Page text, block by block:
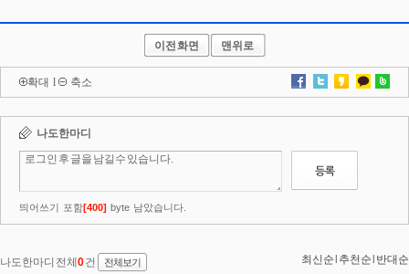
이전화면 맨위로
확대 l 축소